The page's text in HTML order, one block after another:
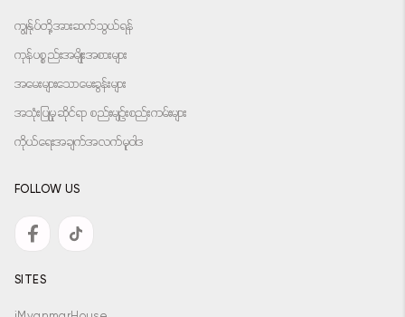
ကျွန်ုပ်တို့အားဆက်သွယ်ရန်
ကုန်ပစ္စည်းအမျိုးအစားများ
အမေးများသောမေးခွန်းများ
အသုံးပြုမှုဆိုင်ရာ စည်းမျဉ်းစည်းကမ်းများ
ကိုယ်ရေးအချက်အလက်မူဝါဒ
FOLLOW US
SITES